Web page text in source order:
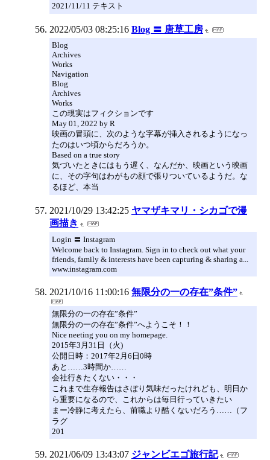
2021/11/11 テキスト
2022/05/03 08:25:16 Blog 〓 唐草工房
Blog
Archives
Works
Navigation
Blog
Archives
Works
この現実はフィクションです
May 01, 2022 by R
映画の冒頭に、次のような字幕が挿入されるようになっ
たのはいつ頃からだろうか。
Based on a true story
気づいたときにはもう遅く、なんだか、映画という映画
に、その字句はわがもの顔で張りついているようだ。な
るほど、本当
2021/10/29 13:42:25 ヤマザキマリ・シカゴで漫
画描き
Login 〓 Instagram
Welcome back to Instagram. Sign in to check out what your
friends, family & interests have been capturing & sharing a...
www.instagram.com
2021/10/16 11:00:16 無限分の一の存在”条件”
無限分の一の存在”条件”
無限分の一の存在”条件”へようこそ！！
Nice neeting you on my homepage.
2015年3月31日（火)
公開日時：2017年2月6日0時
あと……3時間か……
会社行きたくない・・・
これまで生存報告はさぼり気味だったけれども、明日か
ら重要になるので、これからは毎日行っていきたい
まー冷静に考えたら、前職より酷くないだろう……（フ
ラグ
201
2021/06/09 13:43:07 ジャンビエゴ旅行記